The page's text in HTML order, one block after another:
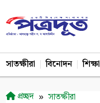
সাতক্ষীরা বিনোদন শিক্ষা
প্রচ্ছদ সাতক্ষীরা